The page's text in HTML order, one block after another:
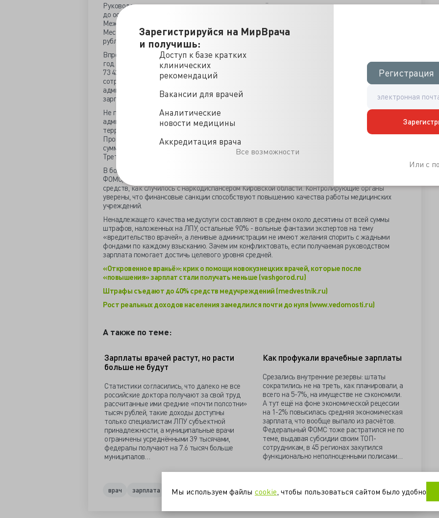
Зарегистрируйся на МирВрача
и получишь:
Доступ к базе кратких
клинических
рекомендаций
Вакансии для врачей
Аналитические
новости медицины
Аккредитация врача
Все возможности
Регистрация
Регистрация
Или с
Руководство вину свою и так знает, потому на планёрке предложило сотрудникам перетерпеть
до осени, так как перерасходовало средства зарплатного фонда из-за выплаты отпускных.
Между тем, по ординаторским пополз слух, что ЛПУ попало в долговую кабалу к банкам.
Местный депздрав отрицать кредиторскую задолженность учреждения не стал - 11 З66 060
рублей 18 копеек, но без просрочки и «носит текущий характер».
Впрочем, и с зарплатой сотрудников ГДКБ №4 тоже всё «океюшки» - целевой уровень на 2018
год - 61 064 рубля, за первые месяцы года среднестатистический врач стационара получал по
73 420, а после повышения с 1 июня и вовсе получает 83 628.8 рублей. Шок госпитальных
сотрудников усугубился. Чиновники попытались развеять – не удалось больничной
администрации пережить новый МРОТ, но дальше ситуация выправится, потому как 93.3%
зарплатного фонда обеспечивается выплатами по ОМС.
Не призннают чиновники, что в уменьшении врачебного заработка виновна ленивая
администрация и система страховой медицины, позволяющая легко отдавать
территориальному ФОМС на штрафы часть заработанных медицинскими работниками средств.
Процент штрафных выплат фонды вставляют в свои планы, так в Приморье в текущем году
сумма штрафов ЛПУ должна возрасти в 10 раз с 5.8 млн до 59.8 млн или 0.2% бюджета ТФОМС.
Треть взысканного отдадут страховщикам, остальное достанется фонду ОМС.
В большинстве регионов штрафы составляют небольшую долю, если считать от бюджета
ФОМС, но в конкретном ЛПУ эта мизерная доля оборачивается уже 42% потерями собственных
средств, как случилось с наркодиспансером Кировской области. Контролирующие органы
уверены, что финансовые санкции способствуют повышению качества работы медицинских
учреждений.
Ненадлежащего качества медуслуги составляют в среднем около десятины от всей суммы
штрафов, наложенных на ЛПУ, остальные 90% - вольные фантазии экспертов на тему
«вредительство врачей», а ленивые администрации не имеют желания спорить с жадными
фондами по каждому взысканию. Зачем им конфликтовать, если получаемая руководством
зарплата помогает достичь целевого уровня средней.
«Откровенное враньё»: крик о помощи новокузнецких врачей, которые после
«повышения» зарплат стали получать меньше (vashgorod.ru)
Штрафы съедают до 40% средств медучреждений (medvestnik.ru)
Рост реальных доходов населения замедлился почти до нуля (www.vedomosti.ru)
А также по теме:
Зарплаты врачей растут, но расти
больше не будут
Статистики согласились, что далеко не все
российские доктора получают за свой труд
рассчитанные ими средние «почти полсотни»
тысяч рублей, такие доходы доступны
только специалистам ЛПУ субъектной
принадлежности, а муниципальные врачи
ограничены усреднёнными 39 тысячами,
федералы получают на 7.6 тысяч больше
муниципалов…
Как профукали врачебные зарплаты
Срезались внутренние резервы: штаты
сократились не на треть, как планировали, а
всего на 5-7%, на имуществе не сэкономили.
А тут ещё на фоне экономической рецессии
на 1-2% повысилась средняя экономическая
зарплата, что вообще выпало из расчётов.
Федеральный ФОМС тоже растратился не по
теме, выдавая субсидии своим ТОП-
сотрудникам, в 45 регионах закупился
функционально неполноценными полисами…
врач зарплата минздрав регионы статистика
Мы используем файлы cookie , чтобы пользоваться сайтом было удобно